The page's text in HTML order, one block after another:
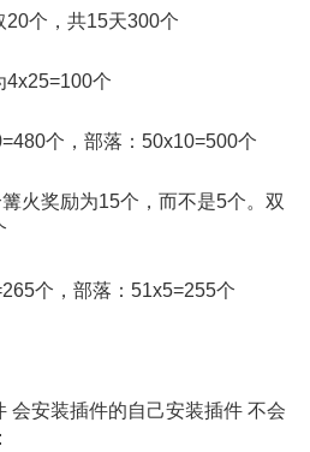
20个，共15天300个
4x25=100个
个，部落：50x10=500个
火奖励为15个，而不是5个。双
个，部落：51x5=255个
会安装插件的自己安装插件 不会